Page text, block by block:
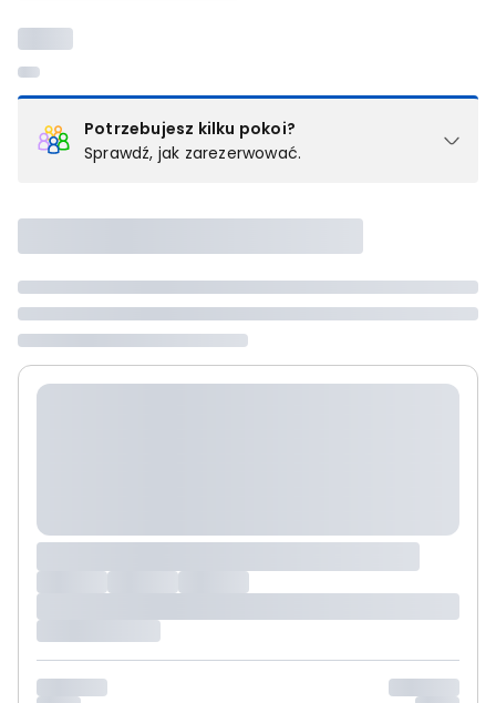
Potrzebujesz kilku pokoi?
Sprawdź, jak zarezerwować.
pokoju (lub apartamencie, willi itd.). Wybierz jedną z ofert z listy
i zarezerwuj ją. Zrób oddzielne rezerwacje dla każdego
kolejnego pokoju lubskontaktuj się z nami,by złożyć
zamówienie u naszego doradcy.
Maksymalna liczba uczestników
maksymalny limit dla 1 pokoju.